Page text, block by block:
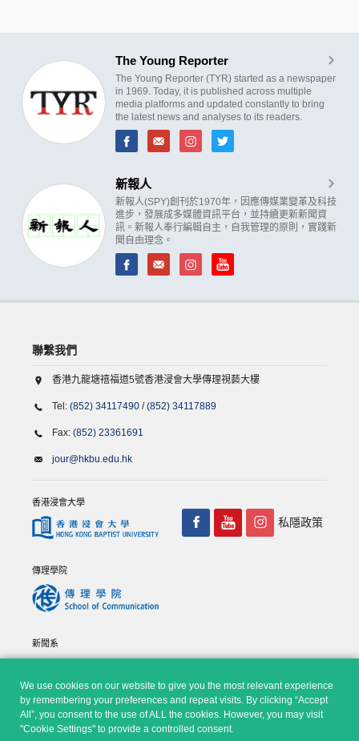
The Young Reporter
The Young Reporter (TYR) started as a newspaper
in 1969. Today, it is published across multiple
media platforms and updated constantly to bring
the latest news and analyses to its readers.
新報人
新報人(SPY)創刊於1970年，因應傳媒業變革及科技
進步，發展成多媒體資訊平台，並持續更新新聞資
訊。新報人奉行編輯自主，自我管理的原則，實踐新
聞自由理念。
We use cookies on our website to give you the most relevant experience
by remembering your preferences and repeat visits. By clicking “Accept
All”, you consent to the use of ALL the cookies. However, you may visit
"Cookie Settings" to provide a controlled consent.
聯繫我們
香港九龍塘禧福道5號香港浸會大學傳理視藝大樓
Tel: (852) 34117490 /(852) 34117889
Fax: (852) 23361691
jour@hkbu.edu.hk
香港浸會大學
傳理學院
新聞系
私隱政策